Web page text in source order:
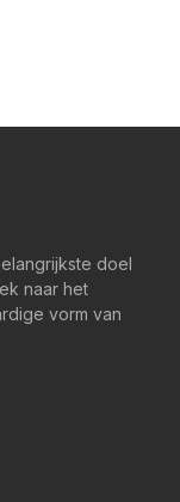
doel
naar het
vorm van